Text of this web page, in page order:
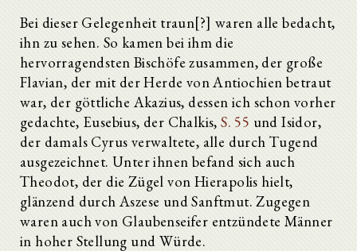
Bei dieser Gelegenheit traun[?] waren alle bedacht,
ihn zu sehen. So kamen bei ihm die
hervorragendsten Bischöfe zusammen, der große
Flavian, der mit der Herde von Antiochien betraut
war, der göttliche Akazius, dessen ich schon vorher
gedachte, Eusebius, der Chalkis,S. 55 und Isidor,
der damals Cyrus verwaltete, alle durch Tugend
ausgezeichnet. Unter ihnen befand sich auch
Theodot, der die Zügel von Hierapolis hielt,
glänzend durch Aszese und Sanftmut. Zugegen
waren auch von Glaubenseifer entzündete Männer
in hoher Stellung und Würde.